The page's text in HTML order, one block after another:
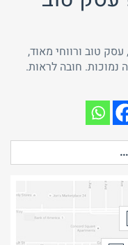
טוב ורווחי מאוד,
נמוכות. חובה לראות.